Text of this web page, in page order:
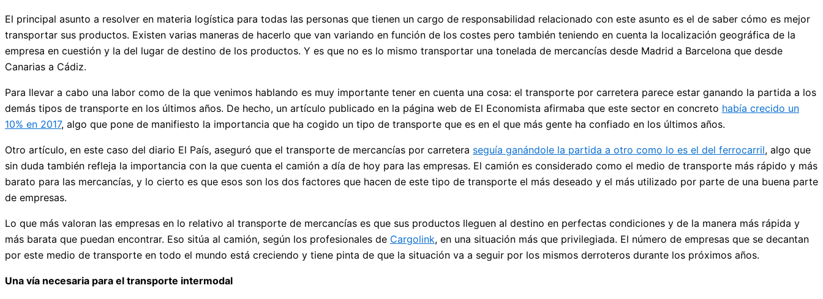
El principal asunto a resolver en materia logística para todas las personas que tienen un cargo de responsabilidad relacionado con este asunto es el de saber cómo es mejor
transportar sus productos. Existen varias maneras de hacerlo que van variando en función de los costes pero también teniendo en cuenta la localización geográfica de la
empresa en cuestión y la del lugar de destino de los productos. Y es que no es lo mismo transportar una tonelada de mercancías desde Madrid a Barcelona que desde
Canarias a Cádiz.
Para llevar a cabo una labor como de la que venimos hablando es muy importante tener en cuenta una cosa: el transporte por carretera parece estar ganando la partida a los
demás tipos de transporte en los últimos años. De hecho, un artículo publicado en la página web de El Economista afirmaba que este sector en concreto había crecido un
10% en 2017, algo que pone de manifiesto la importancia que ha cogido un tipo de transporte que es en el que más gente ha confiado en los últimos años.
Otro artículo, en este caso del diario El País, aseguró que el transporte de mercancías por carretera seguía ganándole la partida a otro como lo es el del ferrocarril, algo que
sin duda también refleja la importancia con la que cuenta el camión a día de hoy para las empresas. El camión es considerado como el medio de transporte más rápido y más
barato para las mercancías, y lo cierto es que esos son los dos factores que hacen de este tipo de transporte el más deseado y el más utilizado por parte de una buena parte
de empresas.
Lo que más valoran las empresas en lo relativo al transporte de mercancías es que sus productos lleguen al destino en perfectas condiciones y de la manera más rápida y
más barata que puedan encontrar. Eso sitúa al camión, según los profesionales de Cargolink, en una situación más que privilegiada. El número de empresas que se decantan
por este medio de transporte en todo el mundo está creciendo y tiene pinta de que la situación va a seguir por los mismos derroteros durante los próximos años.
Una vía necesaria para el transporte intermodal